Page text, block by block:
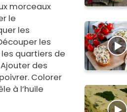
morceaux
le
les
les
les quartiers de
des
Colorer
à l’huile